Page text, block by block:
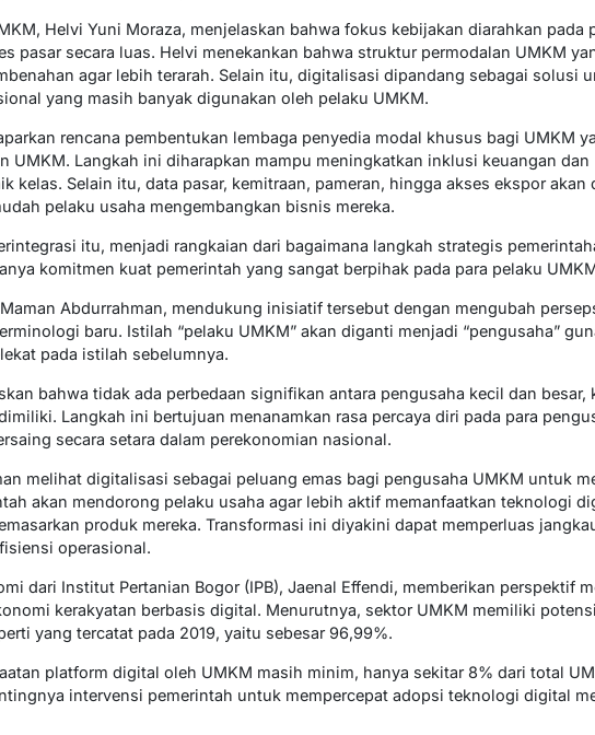
Helvi Yuni Moraza, menjelaskan bahwa fokus kebijakan diarahkan pada
pasar secara luas. Helvi menekankan bahwa struktur permodalan UMKM
agar lebih terarah. Selain itu, digitalisasi dipandang sebagai solusi
yang masih banyak digunakan oleh pelaku UMKM.
rencana pembentukan lembaga penyedia modal khusus bagi UMKM
UMKM. Langkah ini diharapkan mampu meningkatkan inklusi keuangan
kelas. Selain itu, data pasar, kemitraan, pameran, hingga akses ekspor
pelaku usaha mengembangkan bisnis mereka.
itu, menjadi rangkaian dari bagaimana langkah strategis
komitmen kuat pemerintah yang sangat berpihak pada para pelaku
Abdurrahman, mendukung inisiatif tersebut dengan mengubah
baru. Istilah “pelaku UMKM” akan diganti menjadi “pengusaha”
pada istilah sebelumnya.
bahwa tidak ada perbedaan signifikan antara pengusaha kecil dan besar,
Langkah ini bertujuan menanamkan rasa percaya diri pada para
secara setara dalam perekonomian nasional.
melihat digitalisasi sebagai peluang emas bagi pengusaha UMKM untuk
akan mendorong pelaku usaha agar lebih aktif memanfaatkan teknologi
produk mereka. Transformasi ini diyakini dapat memperluas
operasional.
dari Institut Pertanian Bogor (IPB), Jaenal Effendi, memberikan perspektif
kerakyatan berbasis digital. Menurutnya, sektor UMKM memiliki
yang tercatat pada 2019, yaitu sebesar 96,99%.
platform digital oleh UMKM masih minim, hanya sekitar 8% dari total
intervensi pemerintah untuk mempercepat adopsi teknologi digital